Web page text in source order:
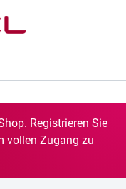
Registrieren Sie
vollen Zugang zu